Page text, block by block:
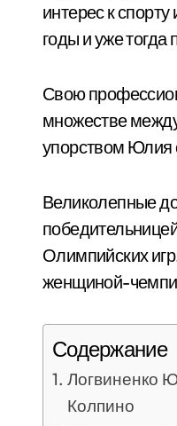
интерес к
годы и уже
Свою
множестве
упорством Юлия
Великолепные
Олимпийских
женщиной-
Содержание
Логвиненко
Колпино